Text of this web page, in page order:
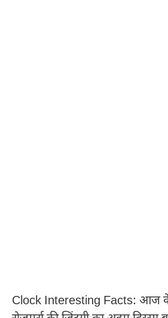
Clock Interesting Facts: आज के